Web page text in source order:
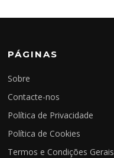
PÁGINAS
Sobre
Contacte-nos
Política de Privacidade
Política de Cookies
Termos e Condições Gerais